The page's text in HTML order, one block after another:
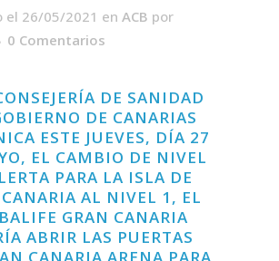
el 26/05/2021 en ACB por
0 Comentarios
DE SANIDAD
DE CANARIAS
ESTE JUEVES, DÍA 27
EL CAMBIO DE NIVEL
PARA LA ISLA DE
AL NIVEL 1, EL
GRAN CANARIA
ABRIR LAS PUERTAS